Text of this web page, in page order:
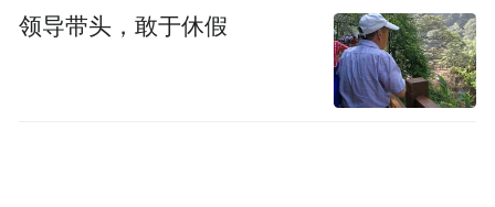
领导带头，敢于休假